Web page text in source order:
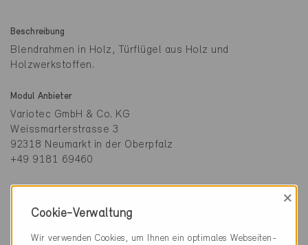
Beschreibung
Blendrahmen in Holz, Türflügel aus Holz und
Holzwerkstoffen.
Modul Anbieter
Variotec GmbH & Co. KG
Weissmarterstrasse 3
92318 Neumarkt in der Oberpfalz
+49 9181 69460
Rahmenmaterial
Holz
U-Wert Panel
Cookie-Verwaltung
×
Wir verwenden Cookies, um Ihnen ein optimales Webseiten-